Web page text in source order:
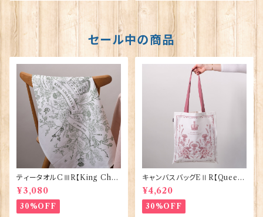
セール中の商品
ティータオルCⅢR【King Char
lesⅢ Coronation】Victoria
Eggs 50129
¥3,080
30%OFF
キャンバスバッグEⅡR【Queen
ElizabethⅡ Commemorativ
e】Victoria Eggs 90332
¥4,620
30%OFF